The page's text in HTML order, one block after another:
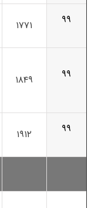
۹۹
۱۷۷۱
۹۹ ۱۸۴۹
۹۹
۱۹۱۲